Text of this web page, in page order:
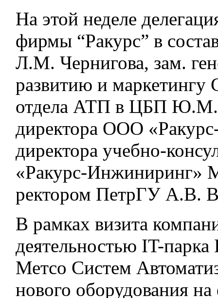
На этой неделе
фирмы “Ракурс” в
Л.М. Чернигова, зам.
развитию и
отдела АТП в ЦБП Ю.М.
директора ООО
директора учебно-
«Ракурс-Инжиниринг»
ректором ПетрГУ А.В.
В рамках визита
деятельностью IT-
Метсо Систем
нового оборудования